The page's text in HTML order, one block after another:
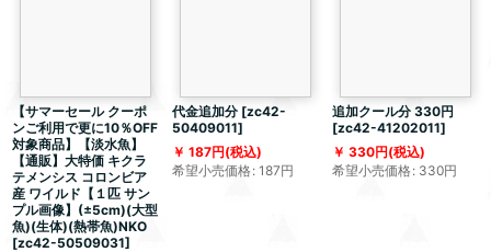
【サマーセール クーポ
ンご利用で更に10％OFF
対象商品】【淡水魚】
【通販】大特価 キクラ
テメンシス コロンビア
産 ワイルド【１匹 サン
プル画像】(±5cm)(大型
魚)(生体)(熱帯魚)NKO
[zc42-50509031]
代金追加分 [zc42-
50409011]
187円(税込)
希望小売価格: 187円
追加クール分 330円
[zc42-41202011]
330円(税込)
希望小売価格: 330円